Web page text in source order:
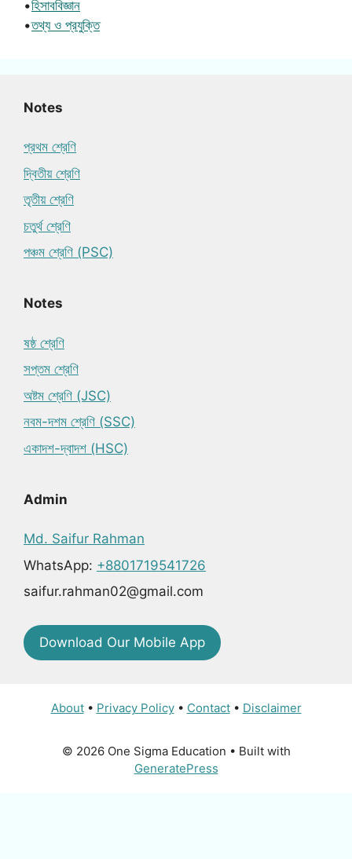
•হিসাববিজ্ঞান
•তথ্য ও প্রযুক্তি
Notes
প্রথম শ্রেণি
দ্বিতীয় শ্রেণি
তৃতীয় শ্রেণি
চতুর্থ শ্রেণি
পঞ্চম শ্রেণি (PSC)
Notes
ষষ্ঠ শ্রেণি
সপ্তম শ্রেণি
অষ্টম শ্রেণি (JSC)
নবম-দশম শ্রেণি (SSC)
একাদশ-দ্বাদশ (HSC)
Admin
Md. Saifur Rahman
WhatsApp: +8801719541726
saifur.rahman02@gmail.com
Download Our Mobile App
About• Privacy Policy• Contact• Disclaimer
© 2026 One Sigma Education • Built with
GeneratePress